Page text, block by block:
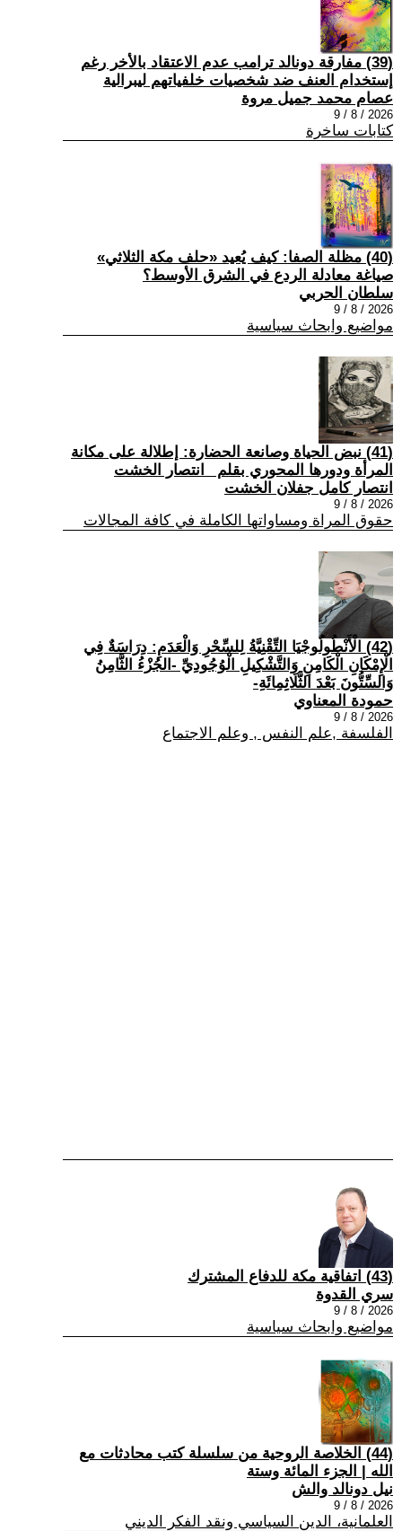
(39) مفارقة دونالد ترامب عدم الاعتقاد بالأخر رغم
إستخدام العنف ضد شخصيات خلفياتهم ليبرالية
عصام محمد جميل مروة
2026 / 8 / 9
كتابات ساخرة
(40) مظلة الصفا: كيف يُعيد «حلف مكة الثلاثي»
صياغة معادلة الردع في الشرق الأوسط؟
سلطان الحربي
2026 / 8 / 9
مواضيع وابحاث سياسية
(41) نبض الحياة وصانعة الحضارة: إطلالة على مكانة
المرأة ودورها المحوري بقلم _انتصار الخشت
انتصار كامل جفلان الخشت
2026 / 8 / 9
حقوق المراة ومساواتها الكاملة في كافة المجالات
(42) الْأَنْطُولُوجْيَا التِّقْنِيَّةُ لِلسِّحْرِ وَالْعَدَمِ: دِرَاسَةٌ فِي
الْإِمْكَانِ الْكَامِنِ وَالتَّشْكِيلِ الْوُجُودِيِّ -الجُزْءُ الثَّامِنُ
وَالسِّتُّونَ بَعْدَ الثَّلَاثِمِائَةِ-
حمودة المعناوي
2026 / 8 / 9
الفلسفة ,علم النفس , وعلم الاجتماع
(43) اتفاقية مكة للدفاع المشترك
سري القدوة
2026 / 8 / 9
مواضيع وابحاث سياسية
(44) الخلاصة الروحية من سلسلة كتب محادثات مع
الله | الجزء المائة وستة
نيل دونالد والش
2026 / 8 / 9
العلمانية، الدين السياسي ونقد الفكر الديني